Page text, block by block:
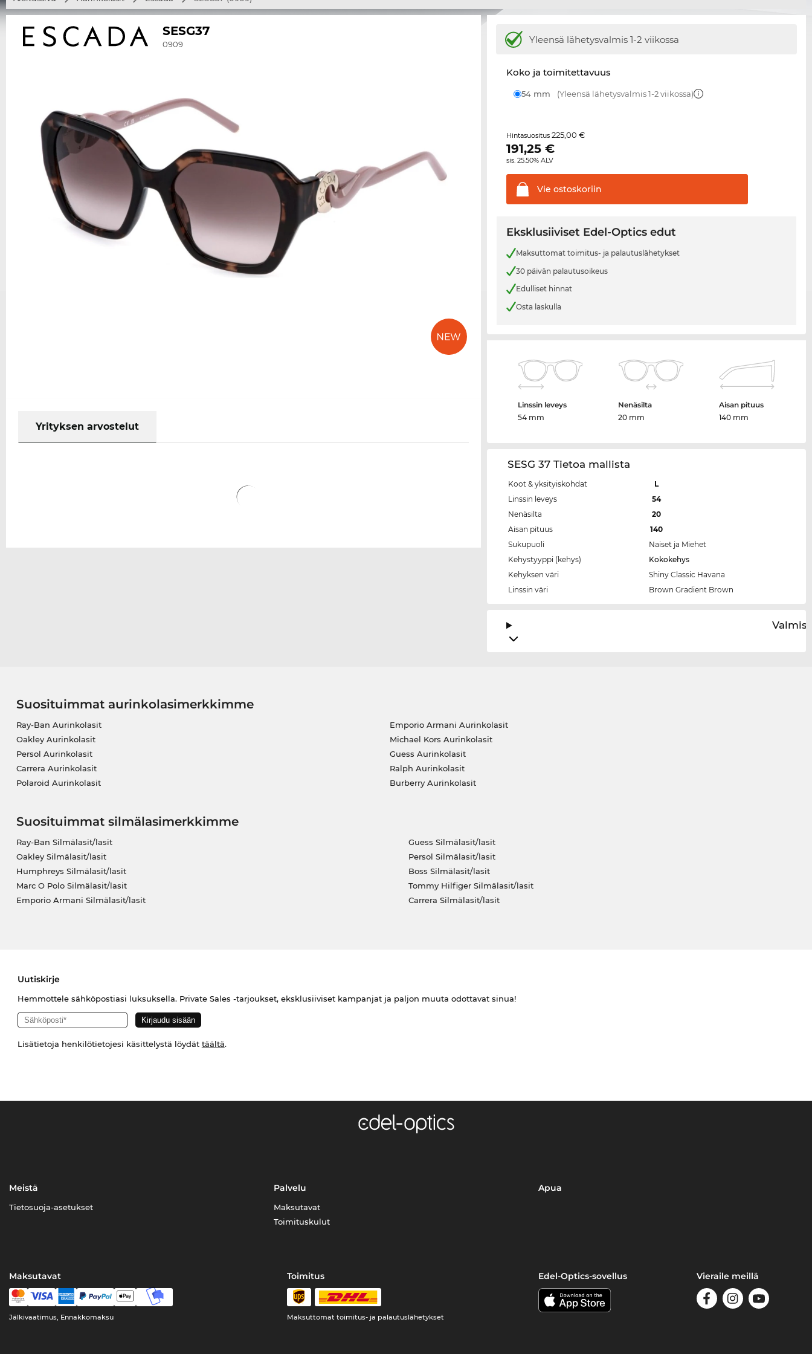
SESG37
0909
Yrityksen arvostelut
Yleensä lähetysvalmis1-2 viikossa
Koko ja toimitettavuus
54 mm (Yleensä lähetysvalmis 1-2 viikossa)
Hintasuositus225,00 €
191,25 €
sis. 25.50% ALV
Vie ostoskoriin
Eksklusiiviset Edel-Optics edut
Maksuttomat toimitus- ja palautuslähetykset
30 päivän palautusoikeus
Edulliset hinnat
Osta laskulla
Linssin leveys
54 mm
Nenäsilta
20 mm
Aisan pituus
140 mm
SESG 37 Tietoa mallista
Koot & yksityiskohdat
L
Linssin leveys
54
Nenäsilta
20
Aisan pituus
140
Sukupuoli
Naiset ja Miehet
Kehystyyppi (kehys)
Kokokehys
Kehyksen väri
Shiny Classic Havana
Linssin väri
Brown Gradient Brown
Suosituimmat aurinkolasimerkkimme
Ray-Ban Aurinkolasit
Oakley Aurinkolasit
Persol Aurinkolasit
Carrera Aurinkolasit
Polaroid Aurinkolasit
Emporio Armani Aurinkolasit
Michael Kors Aurinkolasit
Guess Aurinkolasit
Ralph Aurinkolasit
Burberry Aurinkolasit
Suosituimmat silmälasimerkkimme
Ray-Ban Silmälasit/lasit
Oakley Silmälasit/lasit
Humphreys Silmälasit/lasit
Marc O Polo Silmälasit/lasit
Emporio Armani Silmälasit/lasit
Guess Silmälasit/lasit
Persol Silmälasit/lasit
Boss Silmälasit/lasit
Tommy Hilfiger Silmälasit/lasit
Carrera Silmälasit/lasit
Uutiskirje
Hemmottele sähköpostiasi luksuksella. Private Sales -tarjoukset, eksklusiiviset kampanjat ja paljon muuta odottavat sinua!
Lisätietoja henkilötietojesi käsittelystä löydät täältä.
Meistä
Tietosuoja-asetukset
Palvelu
Maksutavat
Toimituskulut
Apua
Maksutavat
Jälkivaatimus, Ennakkomaksu
Toimitus
Maksuttomat toimitus- ja palautuslähetykset
Edel-Optics-sovellus Vieraile meillä